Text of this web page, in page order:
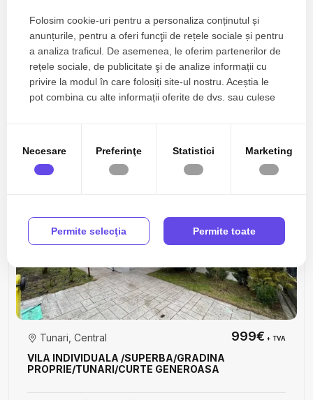
Vila de inchiriat/Piscina exterioara/Curte
generoasa/Tunari/Zona centrala
Tunari, Central 1.500€
Inchiriat
VILA INDIVIDUALA /SUPERBA/GRADINA
PROPRIE/TUNARI/CURTE GENEROASA
Tunari, Central 999€ + TVA
Folosim cookie-uri pentru a personaliza conținutul și
anunțurile, pentru a oferi funcţii de rețele sociale și pentru
a analiza traficul. De asemenea, le oferim partenerilor de
rețele sociale, de publicitate şi de analize informații cu
privire la modul în care folosiți site-ul nostru. Aceștia le
pot combina cu alte informații oferite de dvs. sau culese
Necesare Preferinţe Statistici Marketing
Permite selecţia Permite toate